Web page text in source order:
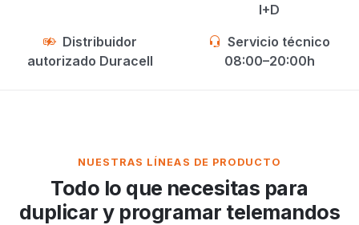
I+D
Distribuidor
autorizado Duracell
Servicio técnico
08:00–20:00h
NUESTRAS LÍNEAS DE PRODUCTO
Todo lo que necesitas para
duplicar y programar telemandos